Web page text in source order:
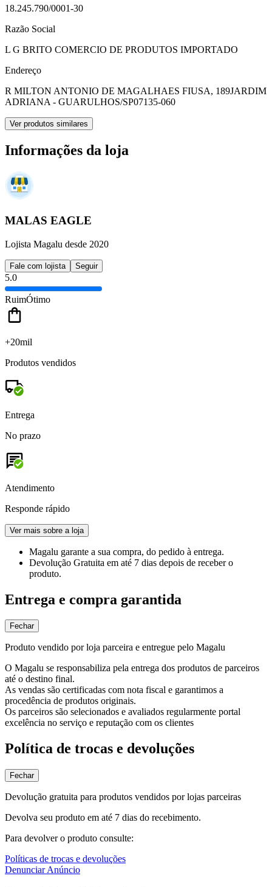
18.245.790/0001-30
Razão Social
L G BRITO COMERCIO DE PRODUTOS IMPORTADO
Endereço
R MILTON ANTONIO DE MAGALHAES FIUSA, 189JARDIM
ADRIANA - GUARULHOS/SP07135-060
Ver produtos similares
Informações da loja
MALAS EAGLE
Lojista Magalu desde 2020
Fale com lojista Seguir
5.0
RuimÓtimo
+20mil
Produtos vendidos
Entrega
No prazo
Atendimento
Responde rápido
Ver mais sobre a loja
Magalu garante a sua compra, do pedido à entrega.
Devolução Gratuita em até 7 dias depois de receber o
produto.
Entrega e compra garantida
Fechar
Produto vendido por loja parceira e entregue pelo Magalu
O Magalu se responsabiliza pela entrega dos produtos de parceiros
até o destino final.
As vendas são certificadas com nota fiscal e garantimos a
procedência de produtos originais.
Os parceiros são selecionados e avaliados regularmente portal
excelência no serviço e reputação com os clientes
Política de trocas e devoluções
Fechar
Devolução gratuita para produtos vendidos por lojas parceiras
Devolva seu produto em até 7 dias do recebimento.
Para devolver o produto consulte:
Políticas de trocas e devoluções
Denunciar Anúncio